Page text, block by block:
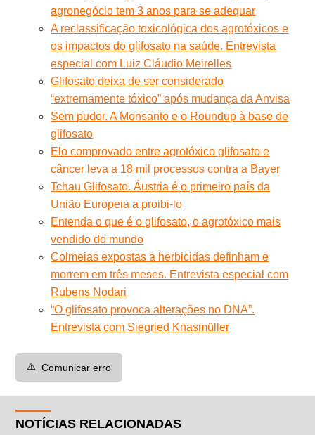
agronegócio tem 3 anos para se adequar
A reclassificação toxicológica dos agrotóxicos e
os impactos do glifosato na saúde. Entrevista
especial com Luiz Cláudio Meirelles
Glifosato deixa de ser considerado
“extremamente tóxico” após mudança da Anvisa
Sem pudor. A Monsanto e o Roundup à base de
glifosato
Elo comprovado entre agrotóxico glifosato e
câncer leva a 18 mil processos contra a Bayer
Tchau Glifosato. Áustria é o primeiro país da
União Europeia a proibi-lo
Entenda o que é o glifosato, o agrotóxico mais
vendido do mundo
Colmeias expostas a herbicidas definham e
morrem em três meses. Entrevista especial com
Rubens Nodari
“O glifosato provoca alterações no DNA”.
Entrevista com Siegried Knasmüller
⚠️ Comunicar erro
NOTÍCIAS RELACIONADAS